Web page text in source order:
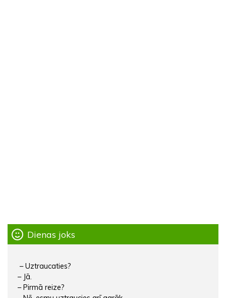
Dienas joks
– Uztraucaties?
– Jā.
– Pirmā reize?